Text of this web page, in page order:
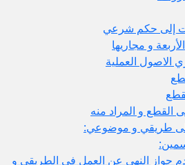
منه
العمل في الطريقي و